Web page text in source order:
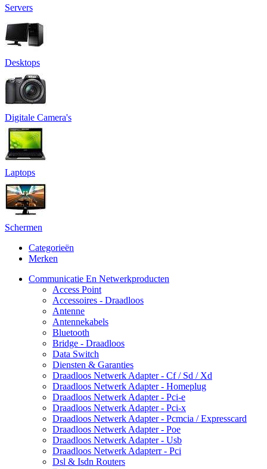
Servers
Desktops
Digitale Camera's
Laptops
Schermen
Categorieën
Merken
Communicatie En Netwerkproducten
Access Point
Accessoires - Draadloos
Antenne
Antennekabels
Bluetooth
Bridge - Draadloos
Data Switch
Diensten & Garanties
Draadloos Netwerk Adapter - Cf / Sd / Xd
Draadloos Netwerk Adapter - Homeplug
Draadloos Netwerk Adapter - Pci-e
Draadloos Netwerk Adapter - Pci-x
Draadloos Netwerk Adapter - Pcmcia / Expresscard
Draadloos Netwerk Adapter - Poe
Draadloos Netwerk Adapter - Usb
Draadloos Netwerk Adapterr - Pci
Dsl & Isdn Routers